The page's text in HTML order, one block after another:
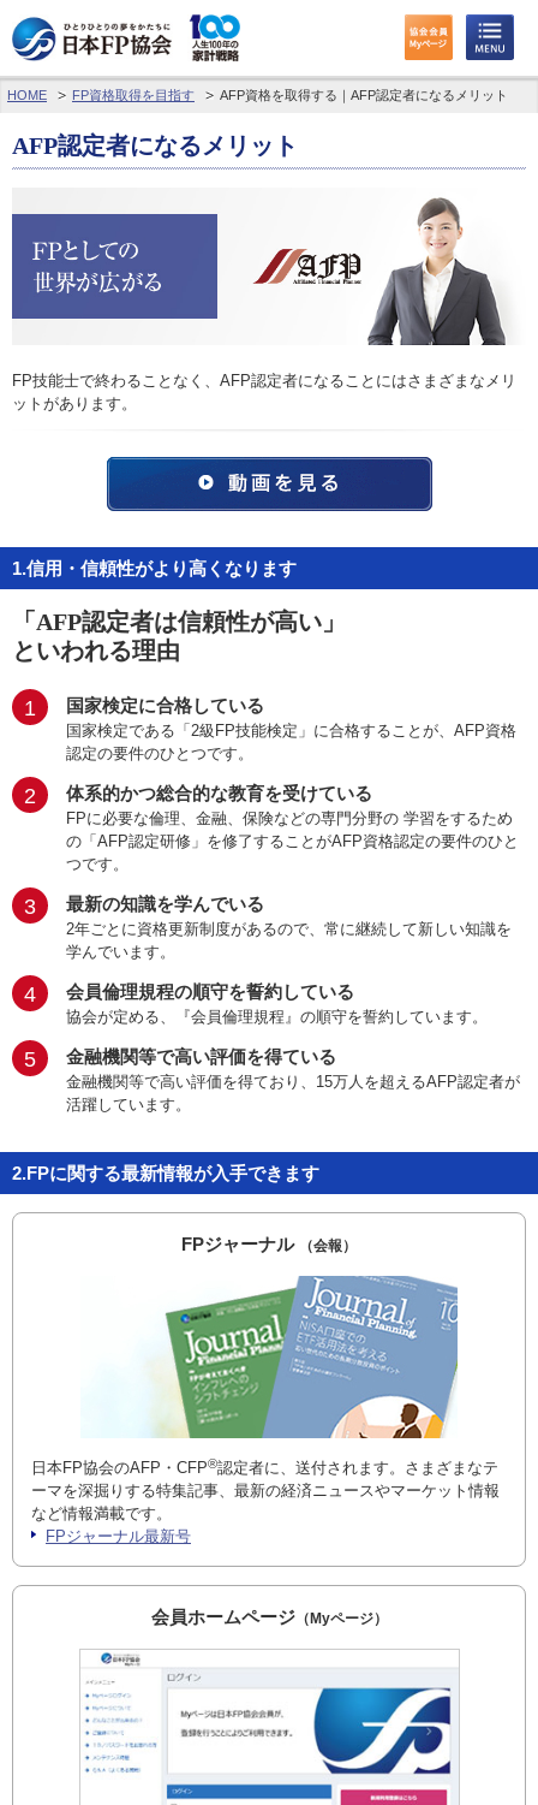
わたしたちのくらしとお金
FPに相談する
FP資格取得を目指す
FP技能検定
日本FP協会について
お問い合わせ
English
法人・行政機関の方へ
学校関係者の方へ
報道・メディア関係者の方へ
CLOSE
HOME FP資格取得を目指す AFP資格を取得する｜AFP認定者になるメリット
AFP認定者になるメリット
FP技能士で終わることなく、AFP認定者になることにはさまざまなメリ
ットがあります。
1.信用・信頼性がより高くなります
「AFP認定者は信頼性が高い」
といわれる理由
1 国家検定に合格している
国家検定である「2級FP技能検定」に合格することが、AFP資格
認定の要件のひとつです。
2 体系的かつ総合的な教育を受けている
FPに必要な倫理、金融、保険などの専門分野の 学習をするため
の「AFP認定研修」を修了することがAFP資格認定の要件のひと
つです。
3 最新の知識を学んでいる
2年ごとに資格更新制度があるので、常に継続して新しい知識を
学んでいます。
4 会員倫理規程の順守を誓約している
協会が定める、『会員倫理規程』の順守を誓約しています。
5 金融機関等で高い評価を得ている
金融機関等で高い評価を得ており、15万人を超えるAFP認定者が
活躍しています。
2.FPに関する最新情報が入手できます
FPジャーナル （会報）
日本FP協会のAFP・CFP®認定者に、送付されます。さまざまなテ
ーマを深掘りする特集記事、最新の経済ニュースやマーケット情報
など情報満載です。
FPジャーナル最新号
会員ホームページ（Myページ）